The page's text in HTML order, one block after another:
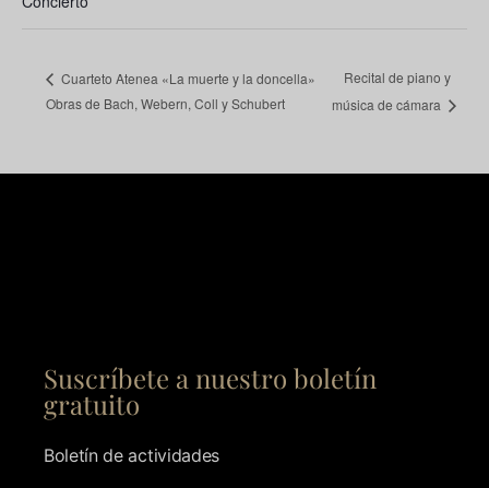
Cuarteto Atenea «La muerte y la doncella»
Obras de Bach, Webern, Coll y Schubert
Recital de piano y
música de cámara
Suscríbete a nuestro boletín
gratuito
Boletín de actividades